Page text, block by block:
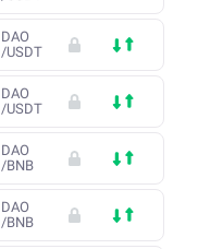
DAO
/USDT
DAO
/USDT
DAO
/BNB
DAO
/BNB